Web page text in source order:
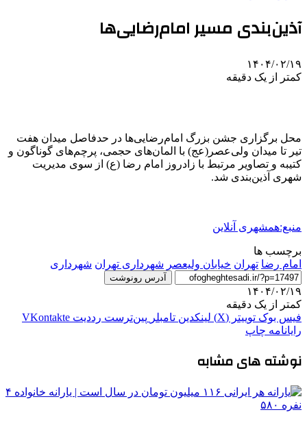
آذین‌بندی مسیر امام‌رضایی‌ها
۱۴۰۴/۰۲/۱۹
کمتر از یک دقیقه
محل برگزاری جشن بزرگ امام‌رضایی‌ها در حدفاصل میدان هفت
تیر تا میدان ولی‌عصر(عج) با المان‌های حجمی، پرچم‌های گوناگون و
کتیبه و تصاویر مرتبط با زادروز امام رضا (ع) از سوی مدیریت
شهری آذین‌بندی شد.
منبع:همشهری آنلاین
برچسب ها
امام رضا تهران خیابان ولیعصر شهردارى تهران شهرداری
آدرس رونوشت
۱۴۰۴/۰۲/۱۹
کمتر از یک دقیقه
فیس بوک توییتر (X) لینکدین ‫تامبلر ‫پین‌ترست ‫رددیت ‫VKontakte
رایانامه چاپ
نوشته های مشابه